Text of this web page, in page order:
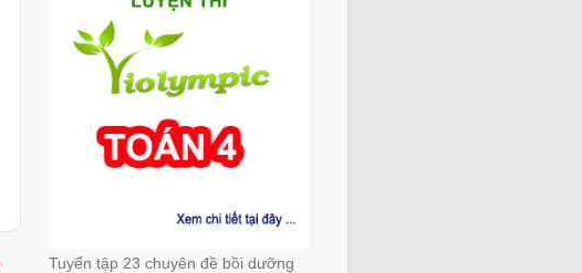
Tuyển tập 23 chuyên đề bồi dưỡng